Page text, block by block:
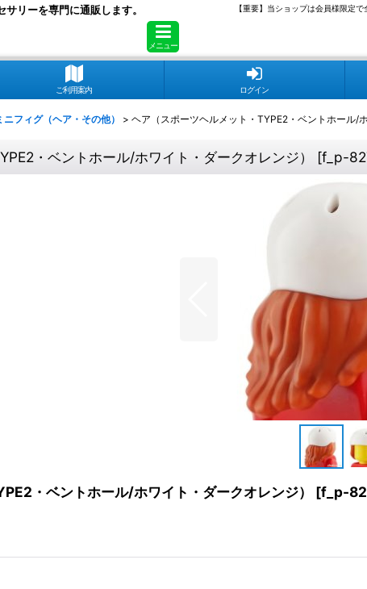
リーを専門に通販します。 【重要】当ショップは会員様限定
メニュー
ご利用案内 ログイン
ニフィグ（ヘア・その他） > ヘア（スポーツヘルメット・TYPE2・ベントホール/
・ベントホール/ホワイト・ダークオレンジ） [f_p-
・ベントホール/ホワイト・ダークオレンジ） [f_p-